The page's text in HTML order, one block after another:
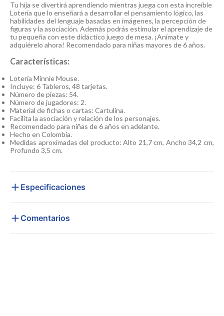
Tu hija se divertirá aprendiendo mientras juega con esta increíble
Lotería que lo enseñará a desarrollar el pensamiento lógico, las
habilidades del lenguaje basadas en imágenes, la percepción de
figuras y la asociación. Además podrás estimular el aprendizaje de
tu pequeña con este didáctico juego de mesa. ¡Anímate y
adquiérelo ahora! Recomendado para niñas mayores de 6 años.
Características:
Lotería Minnie Mouse.
Incluye: 6 Tableros, 48 tarjetas.
Número de piezas: 54.
Número de jugadores: 2.
Material de fichas o cartas: Cartulina.
Facilita la asociación y relación de los personajes.
Recomendado para niñas de 6 años en adelante.
Hecho en Colombia.
Medidas aproximadas del producto: Alto 21,7 cm, Ancho 34,2 cm,
Profundo 3,5 cm.
Especificaciones
Comentarios